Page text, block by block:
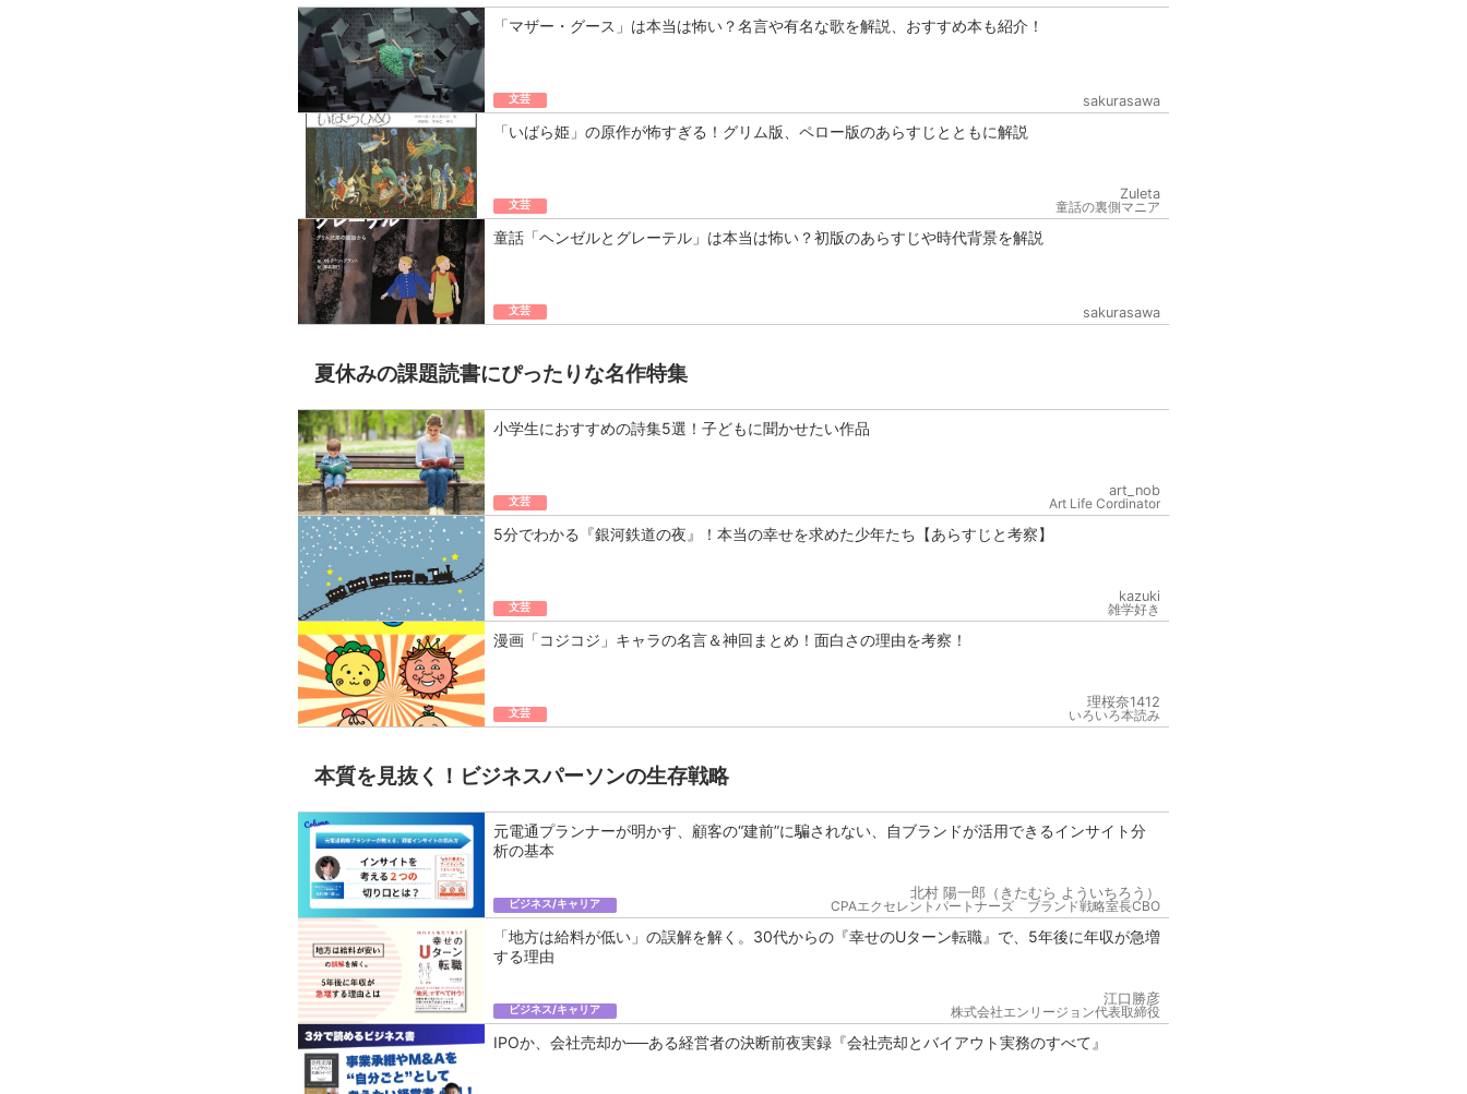
「マザー・グース」は本当は怖い？名言や有名な歌を解説、おすすめ本も紹介！
文芸 sakurasawa
「いばら姫」の原作が怖すぎる！グリム版、ペロー版のあらすじとともに解説
文芸
Zuleta
童話の裏側マニア
童話「ヘンゼルとグレーテル」は本当は怖い？初版のあらすじや時代背景を解説
文芸 sakurasawa
夏休みの課題読書にぴったりな名作特集
小学生におすすめの詩集5選！子どもに聞かせたい作品
文芸
art_nob
Art Life Cordinator
5分でわかる『銀河鉄道の夜』！本当の幸せを求めた少年たち【あらすじと考察】
文芸
kazuki
雑学好き
漫画「コジコジ」キャラの名言＆神回まとめ！面白さの理由を考察！
文芸
理桜奈1412
いろいろ本読み
本質を見抜く！ビジネスパーソンの生存戦略
元電通プランナーが明かす、顧客の“建前”に騙されない、自ブランドが活用できるインサイト分
析の基本
ビジネス/キャリア
北村 陽一郎（きたむら よういちろう）
CPAエクセレントパートナーズ ブランド戦略室長CBO
「地方は給料が低い」の誤解を解く。30代からの『幸せのUターン転職』で、5年後に年収が急増
する理由
ビジネス/キャリア
江口勝彦
株式会社エンリージョン代表取締役
IPOか、会社売却か──ある経営者の決断前夜実録『会社売却とバイアウト実務のすべて』